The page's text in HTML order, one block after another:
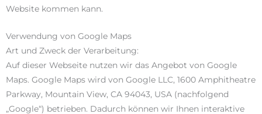
Website kommen kann.
Verwendung von Google Maps
Art und Zweck der Verarbeitung:
Auf dieser Webseite nutzen wir das Angebot von Google
Maps. Google Maps wird von Google LLC, 1600 Amphitheatre
Parkway, Mountain View, CA 94043, USA (nachfolgend
„Google“) betrieben. Dadurch können wir Ihnen interaktive